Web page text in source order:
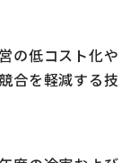
の低コスト化や
合を軽減する技